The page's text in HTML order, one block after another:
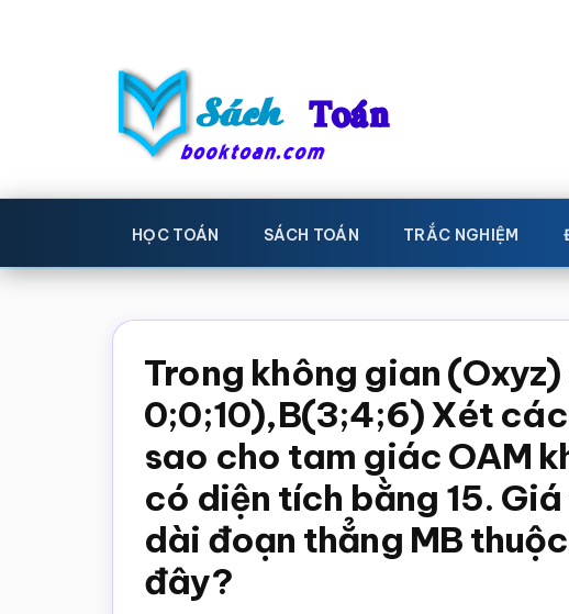
Sách
Toán
-
Học
toán
Học
toán,
toán,
Sách
giáo
khoa
Toán,
trắc
nghiệm
Toán
online
HỌC TOÁN SÁCH TOÁN TRẮC NGHIỆM
Trong không gian
0;0;10),B(3;4;6) Xét
sao cho tam giác OAM
có diện tích bằng 15.
dài đoạn thẳng MB
đây?